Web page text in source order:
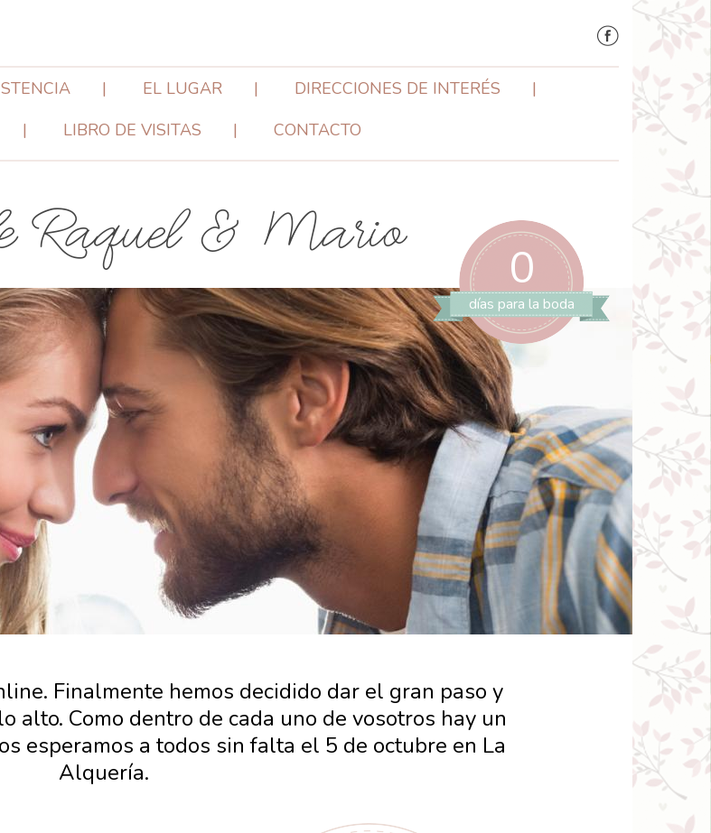
EL LUGAR
DIRECCIONES DE INTERÉS
LIBRO DE VISITAS CONTACTO
Raquel & Mario 0
días para la boda
Finalmente hemos decidido dar el gran paso y
alto. Como dentro de cada uno de vosotros hay un
esperamos a todos sin falta el 5 de octubre en La
Alquería.